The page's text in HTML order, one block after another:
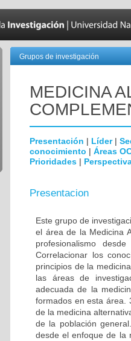
Grupos de investigación
MEDICINA
Presentación | Líder|
conocimiento | Áreas
Prioridades |
Presentacion
Este grupo de
el área de la Medicina
profesionalismo
Correlacionar los
principios de la
las áreas de
adecuada de la
formados en esta área.
de la medicina
de la población
desde el enfoque de la